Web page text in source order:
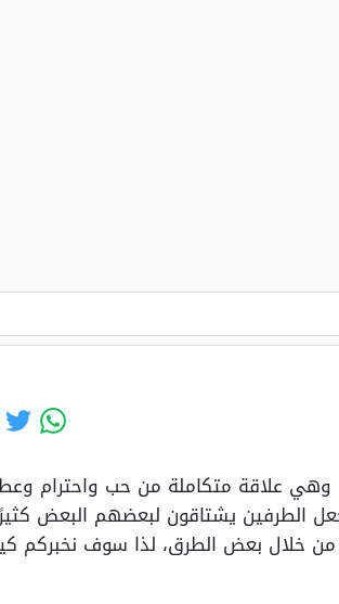
وهي علاقة متكاملة من حب واحترام
الطرفين يشتاقون لبعضهم البعض
من خلال بعض الطرق، لذا سوف نخبركم